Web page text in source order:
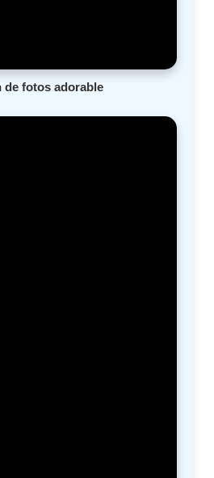
de fotos adorable